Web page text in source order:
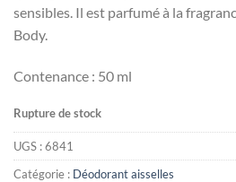
sensibles. Il est parfumé à la
Body.
Contenance : 50 ml
Rupture de stock
UGS :6841
Catégorie : Déodorant aisselles